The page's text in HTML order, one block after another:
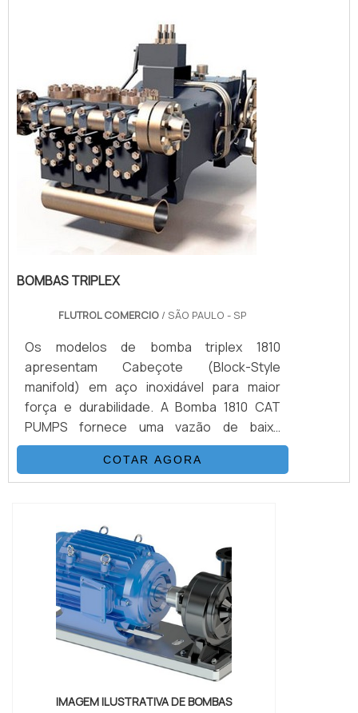
transforma 1 BAR de pressão de ar em 36
BAR de pressão de saída
hidráulica.INFORMAÇÕES ADICIONAIS
SOBRE O PRODUT...
BOMBAS TRIPLEX
FLUTROL COMERCIO / SÃO PAULO - SP
Os modelos de bomba triplex 1810
apresentam Cabeçote (Block-Style
manifold) em aço inoxidável para maior
força e durabilidade. A Bomba 1810 CAT
PUMPS fornece uma vazão de baixa
pulsação de 11,4 litros por minuto a 10.000
psi. É possível verificar quais as aplicações
do produto: Teste Hidrostático Injeção;
de Alta Pressão; Prevenção de Blow Off de
BOP; Demolição de Concreto.DETALHES
BÁSICAS SOBRE O...
COTAR AGORA
IMAGEM ILUSTRATIVA DE BOMBAS